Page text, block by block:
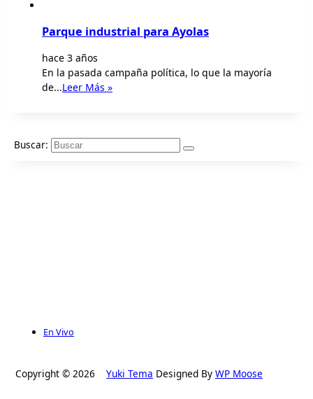
Parque industrial para Ayolas
hace 3 años
En la pasada campaña política, lo que la mayoría
de...Leer Más »
Buscar:
En Vivo
Copyright © 2026 Yuki Tema Designed By WP Moose